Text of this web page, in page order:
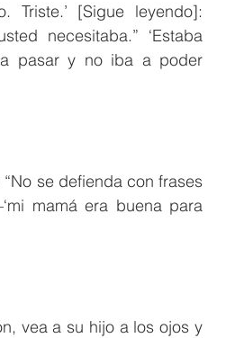
Triste.’ [Sigue leyendo]:
necesitaba.” ‘Estaba
pasar y no iba a poder
se defienda con frases
mamá era buena para
vea a su hijo a los ojos y